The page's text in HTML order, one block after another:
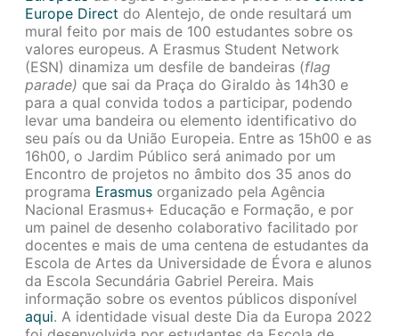
Europe Direct do Alentejo, de onde resultará um
mural feito por mais de 100 estudantes sobre os
valores europeus. A Erasmus Student Network
(ESN) dinamiza um desfile de bandeiras (flag
parade) que sai da Praça do Giraldo às 14h30 e
para a qual convida todos a participar, podendo
levar uma bandeira ou elemento identificativo do
seu país ou da União Europeia. Entre as 15h00 e as
16h00, o Jardim Público será animado por um
Encontro de projetos no âmbito dos 35 anos do
programa Erasmus organizado pela Agência
Nacional Erasmus+ Educação e Formação, e por
um painel de desenho colaborativo facilitado por
docentes e mais de uma centena de estudantes da
Escola de Artes da Universidade de Évora e alunos
da Escola Secundária Gabriel Pereira. Mais
informação sobre os eventos públicos disponível
aqui. A identidade visual deste Dia da Europa 2022